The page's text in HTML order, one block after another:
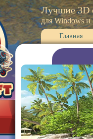
Лучшие 3D
для Windows и
Главная